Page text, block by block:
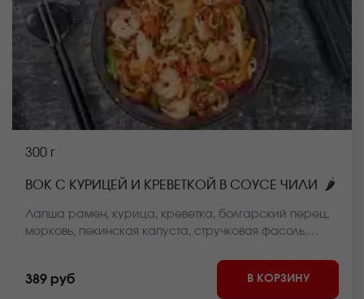
300 г
ВОК С КУРИЦЕЙ И КРЕВЕТКОЙ В СОУСЕ ЧИЛИ 🌶
Лапша рамен, курица, креветка, болгарский перец,
морковь, пекинская капуста, стручковая фасоль,
вид блюда может отличаться от фото на сайте.
389 руб В КОРЗИНУ